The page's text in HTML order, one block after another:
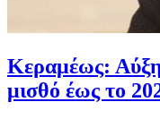
Κεραμέως:
μισθό έως το